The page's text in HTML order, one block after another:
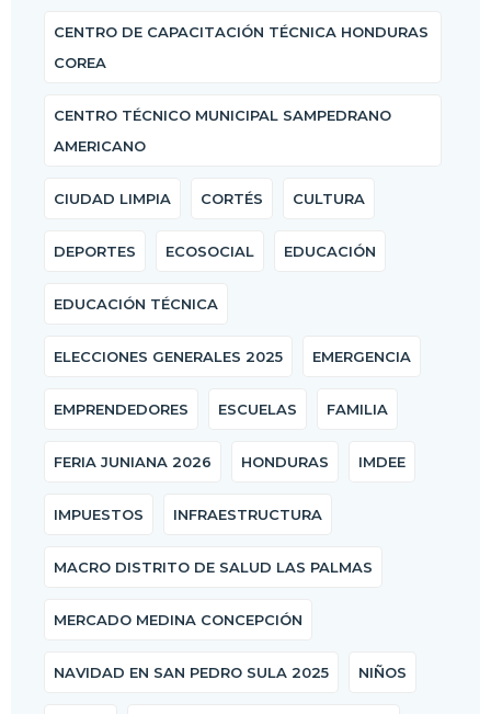
CENTRO DE CAPACITACIÓN TÉCNICA HONDURAS
COREA
CENTRO TÉCNICO MUNICIPAL SAMPEDRANO
AMERICANO
CIUDAD LIMPIA CORTÉS CULTURA
DEPORTES ECOSOCIAL EDUCACIÓN
EDUCACIÓN TÉCNICA
ELECCIONES GENERALES 2025 EMERGENCIA
EMPRENDEDORES ESCUELAS FAMILIA
FERIA JUNIANA 2026 HONDURAS IMDEE
IMPUESTOS INFRAESTRUCTURA
MACRO DISTRITO DE SALUD LAS PALMAS
MERCADO MEDINA CONCEPCIÓN
NAVIDAD EN SAN PEDRO SULA 2025 NIÑOS